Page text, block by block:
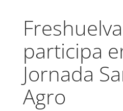
Freshuelva
participa
Jornada
Agro